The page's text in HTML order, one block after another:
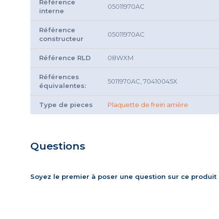
Référence
interne
05011970AC
Référence
constructeur
05011970AC
Référence RLD 08WXM
Références
équivalentes:
5011970AC, 70410045X
Type de pieces Plaquette de frein arrière
Questions
Soyez le premier à poser une question sur ce produit